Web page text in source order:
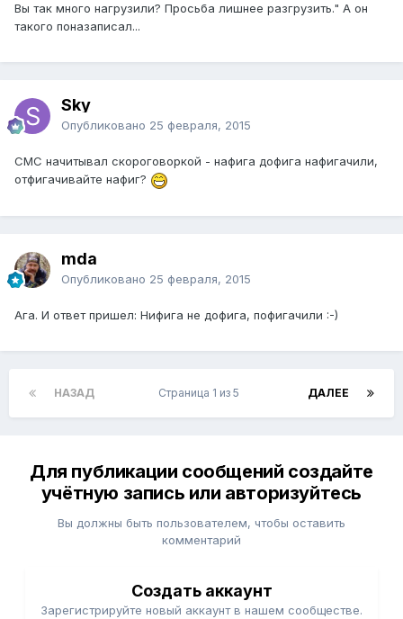
Вы так много нагрузили? Просьба лишнее разгрузить." А он
такого поназаписал...
Sky
Опубликовано 25 февраля, 2015
СМС начитывал скороговоркой - нафига дофига нафигачили,
отфигачивайте нафиг?
mda
Опубликовано 25 февраля, 2015
Ага. И ответ пришел: Нифига не дофига, пофигачили :-)
НАЗАД ДАЛЕЕ
Страница 1 из 5
Для публикации сообщений создайте
учётную запись или авторизуйтесь
Вы должны быть пользователем, чтобы оставить
комментарий
Создать аккаунт
Зарегистрируйте новый аккаунт в нашем сообществе.